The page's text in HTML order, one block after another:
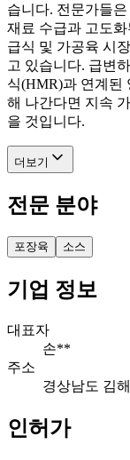
습니다. 전문가들
재료 수급과 고도
급식 및 가공육 시
고 있습니다. 급변
식(HMR)과 연계된
해 나간다면 지속
을 것입니다.
더보기
전문 분야
포장육 소스
기업 정보
대표자
손**
주소
경상남도 김
인허가